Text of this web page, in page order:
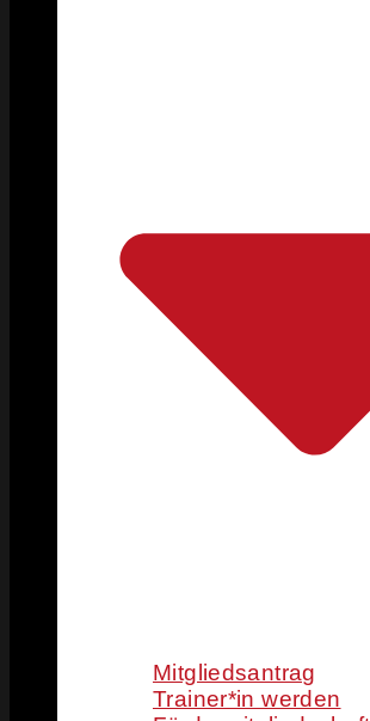
Mitgliedsantrag
Trainer*in werden